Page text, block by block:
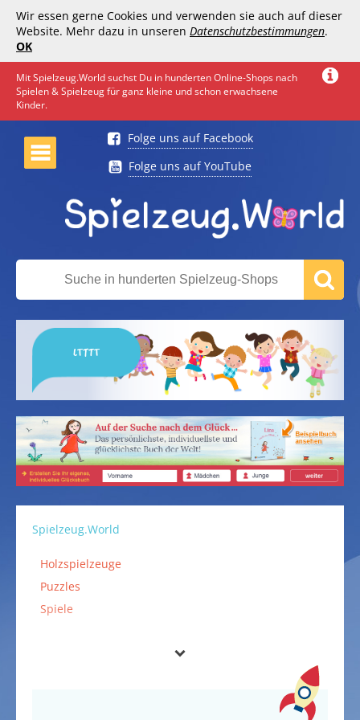
Wir essen gerne Cookies und verwenden sie auch auf dieser
Website. Mehr dazu in unseren Datenschutzbestimmungen.
OK
Mit Spielzeug.World suchst Du in hunderten Online-Shops nach
Spielen & Spielzeug für ganz kleine und schon erwachsene
Kinder.
Folge uns auf Facebook
Folge uns auf YouTube
LTTTT
Spielzeug.World
Holzspielzeuge
Puzzles
Spiele